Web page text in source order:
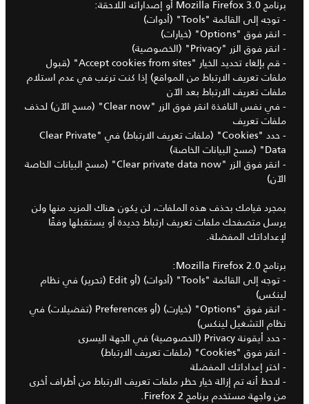
برنامج Mozilla Firefox 3.0 أو إصداراته اللاحقة:
- توجه إلى القائمة "Tools" (أدوات)
- انقر فوق "Options" (خيارات)
- انقر فوق الزر "Privacy" (الخصوصية)
- قم بإلغاء تحديد الخيار "Accept cookies from sites" (قبول
ملفات تعريف الارتباط من المواقع) إذا كنت ترغب في عدم استلام
ملفات تعريف الارتباط بعد الآن
- في نفس النافذة انقر فوق الزر "Clear now" (مسح الآن) لحذف
ملفات تعريف
- حدد "Cookies" (ملفات تعريف الارتباط) في "Clear Private
Data" (مسح البيانات الخاصة)
- انقر فوق الزر "Clear private data now" (مسح البيانات الخاصة
الآن)
بمجرد قيامك بحذف هذه الملفات، لن يكون هناك المزيد منها ولن
يرسل متصفحك ملفات تعريف ارتباط جديدة أو يستقبلها وفقًا
لإعداداتك المفضلة.
برنامج Mozilla Firefox 2.0:
- توجه إلى القائمة "Tools" (أدوات) (أو Edit (تحرير) في نظام
لينكس)
- انقر فوق "Options" (خيارت) (أو Preferences (تفضيلات) في
نظام التشغيل لينكس)
- حدد أيقونة Privacy (الخصوصية) في الجهة اليسرى
- انقر فوق "Cookies" (ملفات تعريف الارتباط)
- اختر إعداداتك المفضلة
- لاحظ أنه تم إزالة خيار حظر ملفات تعريف الارتباط من أطراف أخرى
من واجهة مستخدم برنامج Firefox 2.